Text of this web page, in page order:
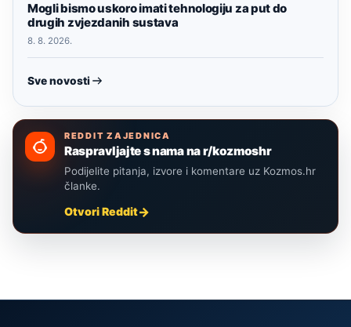
Mogli bismo uskoro imati tehnologiju za put do
drugih zvjezdanih sustava
8. 8. 2026.
Sve novosti
REDDIT ZAJEDNICA
Raspravljajte s nama na r/kozmoshr
Podijelite pitanja, izvore i komentare uz Kozmos.hr
članke.
Otvori Reddit